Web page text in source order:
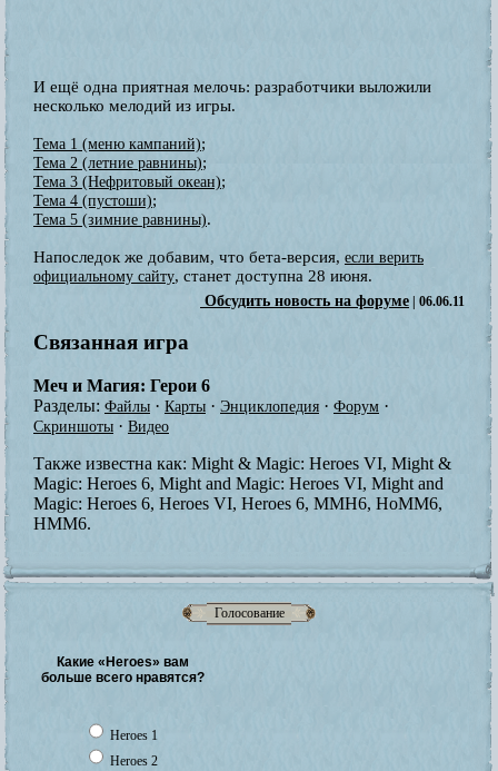
Голосование
Какие «Heroes» вам
больше всего нравятся?
Heroes 1
Heroes 2
И ещё одна приятная мелочь: разработчики выложили
несколько мелодий из игры.
Тема 1 (меню кампаний);
Тема 2 (летние равнины);
Тема 3 (Нефритовый океан);
Тема 4 (пустоши);
Тема 5 (зимние равнины).
Напоследок же добавим, что бета-версия, если верить
официальному сайту, станет доступна 28 июня.
Обсудить новость на форуме | 06.06.11
Связанная игра
Меч и Магия: Герои 6
Разделы: Файлы · Карты · Энциклопедия · Форум ·
Скриншоты · Видео
Также известна как: Might & Magic: Heroes VI, Might &
Magic: Heroes 6, Might and Magic: Heroes VI, Might and
Magic: Heroes 6, Heroes VI, Heroes 6, MMH6, HoMM6,
HMM6.